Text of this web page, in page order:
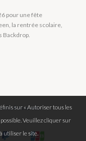
pour une fête
la rentrée scolaire,
Backdrop.
Réservés.
sur « Autoriser tous les
Veuillez cliquer sur
utiliser le site.